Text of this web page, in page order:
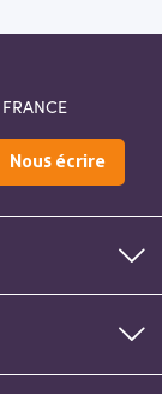
FRANCE
Nous écrire